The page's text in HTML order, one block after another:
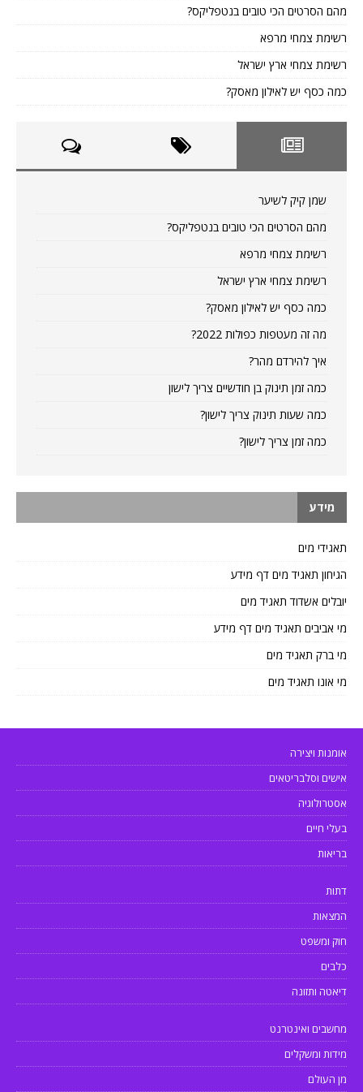
מהם הסרטים הכי טובים בנטפליקס?
רשימת צמחי מרפא
רשימת צמחי ארץ ישראל
כמה כסף יש לאילון מאסק?
שמן קיק לשיער
מהם הסרטים הכי טובים בנטפליקס?
רשימת צמחי מרפא
רשימת צמחי ארץ ישראל
כמה כסף יש לאילון מאסק?
מה זה מעטפות כפולות 2022?
איך להירדם מהר?
כמה זמן תינוק בן חודשיים צריך לישון
כמה שעות תינוק צריך לישון?
כמה זמן צריך לישון?
מידע
תאגידי מים
הגיחון תאגיד מים דף מידע
יובלים אשדוד תאגיד מים
מי אביבים תאגיד מים דף מידע
מי ברק תאגיד מים
מי אונו תאגיד מים
אומנות ויצירה
אישים וסלבריטאים
אסטרולוגיה
בעלי חיים
בריאות
דתות
המצאות
חוק ומשפט
כלבים
דיאטה ותזונה
מחשבים ואינטרנט
מידות ומשקלים
מן העולם